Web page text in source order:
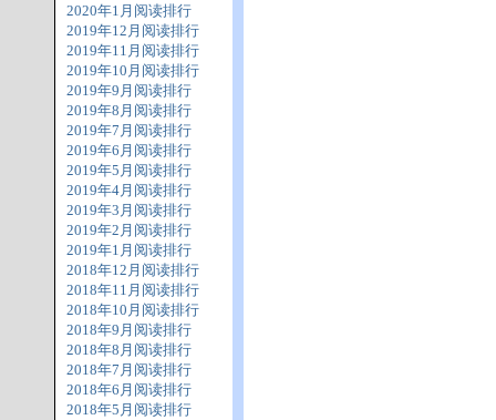
2020年1月阅读排行
2019年12月阅读排行
2019年11月阅读排行
2019年10月阅读排行
2019年9月阅读排行
2019年8月阅读排行
2019年7月阅读排行
2019年6月阅读排行
2019年5月阅读排行
2019年4月阅读排行
2019年3月阅读排行
2019年2月阅读排行
2019年1月阅读排行
2018年12月阅读排行
2018年11月阅读排行
2018年10月阅读排行
2018年9月阅读排行
2018年8月阅读排行
2018年7月阅读排行
2018年6月阅读排行
2018年5月阅读排行